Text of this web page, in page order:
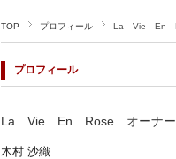
TOP プロフィール La Vie En
プロフィール
La Vie En Rose オーナー
木村 沙織